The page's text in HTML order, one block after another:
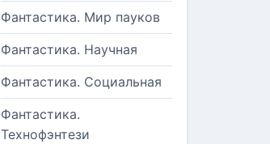
Фантастика. Мир пауков
Фантастика. Научная
Фантастика. Социальная
Фантастика.
Технофэнтези